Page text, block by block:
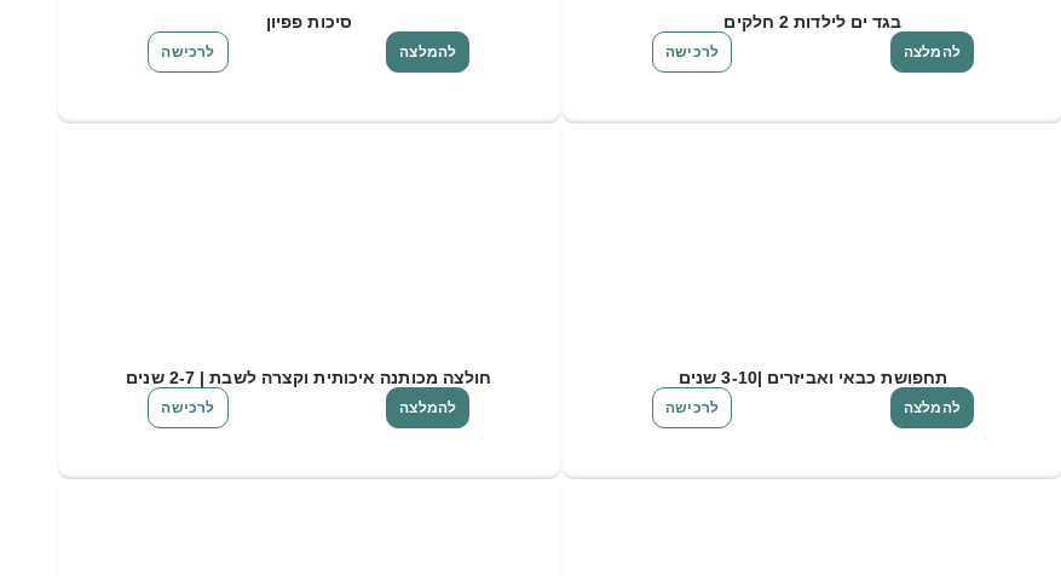
בגד ים לילדות 2 חלקים
להמלצה לרכישה
סיכות פפיון
להמלצה לרכישה
תחפושת כבאי ואביזרים |3-10 שנים
להמלצה לרכישה
חולצה מכותנה איכותית וקצרה לשבת | 2-7 שנים
להמלצה לרכישה